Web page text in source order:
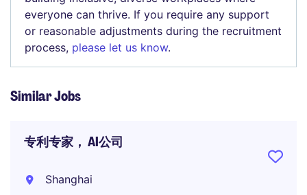
everyone can thrive. If you require any support
or reasonable adjustments during the recruitment
process, please let us know.
Similar Jobs
专利专家， AI公司
Shanghai